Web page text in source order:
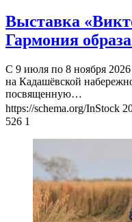
Выставка
Гармония
С 9 июля по 8 ноября 2026
на Кадашёвской
посвященную…
https://schema.org/InStock
526 1